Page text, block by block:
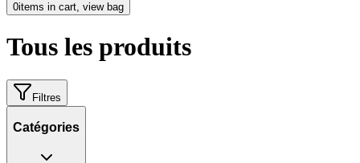
0items in cart, view bag
Tous les produits
Filtres
Catégories